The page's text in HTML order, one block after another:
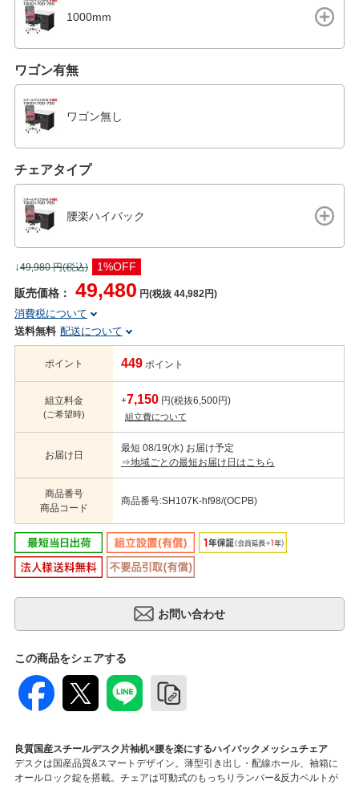
1000mm
ワゴン有無
ワゴン無し
チェアタイプ
腰楽ハイバック
↓49,980円(税込) 1%OFF
販売価格： 49,480 円(税抜 44,982円)
消費税について
送料無料 配送について
ポイント 449 ポイント
組立料金
(ご希望時)
+7,150 円(税抜6,500円)
組立費について
お届け日
最短 08/19(水) お届け予定
⇒地域ごとの最短お届け日はこちら
商品番号
商品コード
商品番号:SH107K-hf98/(OCPB)
この商品をシェアする
良質国産スチールデスク片袖机×腰を楽にするハイバックメッシュチェア
デスクは国産品質&スマートデザイン。薄型引き出し・配線ホール、袖箱に
オールロック錠を搭載。チェアは可動式のもっちりランバー&反力ベルトが